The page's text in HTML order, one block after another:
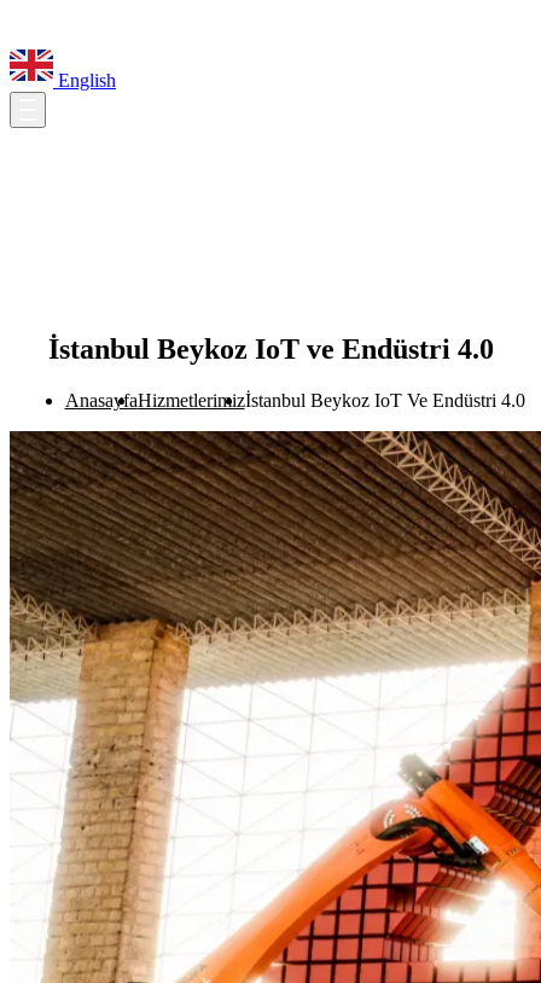
English
İstanbul Beykoz IoT ve Endüstri 4.0
AnasayfaHizmetlerimizİstanbul Beykoz IoT Ve Endüstri 4.0